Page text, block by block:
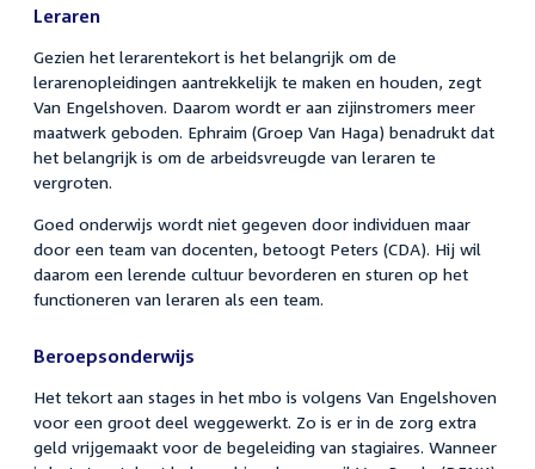
Leraren
Gezien het lerarentekort is het belangrijk om de
lerarenopleidingen aantrekkelijk te maken en houden, zegt
Van Engelshoven. Daarom wordt er aan zijinstromers meer
maatwerk geboden. Ephraim (Groep Van Haga) benadrukt dat
het belangrijk is om de arbeidsvreugde van leraren te
vergroten.
Goed onderwijs wordt niet gegeven door individuen maar
door een team van docenten, betoogt Peters (CDA). Hij wil
daarom een lerende cultuur bevorderen en sturen op het
functioneren van leraren als een team.
Beroepsonderwijs
Het tekort aan stages in het mbo is volgens Van Engelshoven
voor een groot deel weggewerkt. Zo is er in de zorg extra
geld vrijgemaakt voor de begeleiding van stagiaires. Wanneer